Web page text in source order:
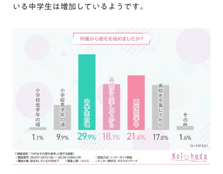
いる中学生は増加しているようです。